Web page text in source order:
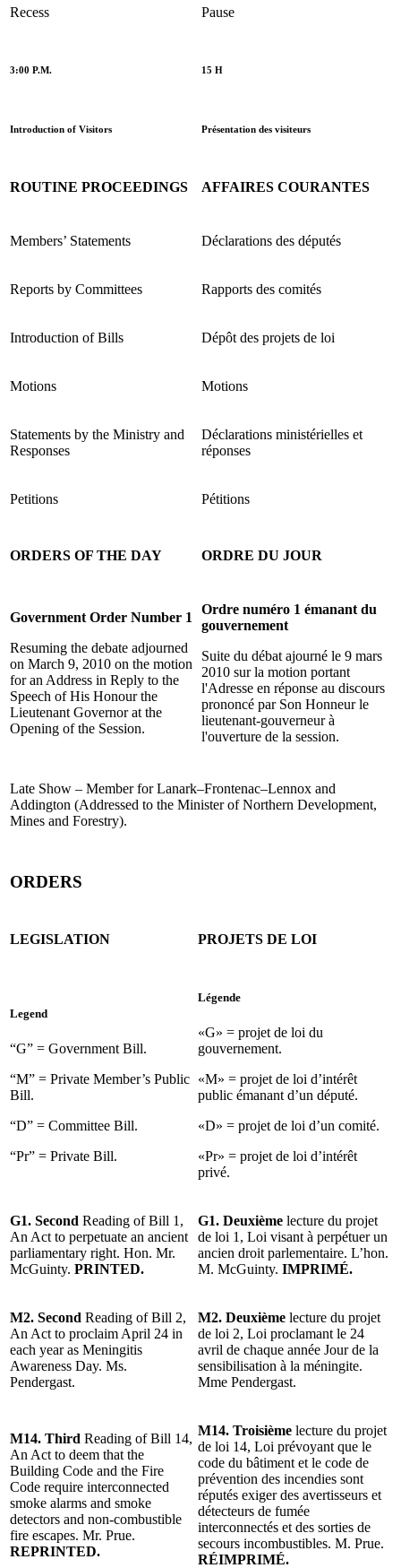
Recess Pause
3:00 P.M. 15 H
Introduction of Visitors Présentation des visiteurs
ROUTINE PROCEEDINGS AFFAIRES COURANTES
Members’ Statements Déclarations des députés
Reports by Committees Rapports des comités
Introduction of Bills Dépôt des projets de loi
Motions Motions
Statements by the Ministry and
Responses
Déclarations ministérielles et
réponses
Petitions Pétitions
ORDERS OF THE DAY ORDRE DU JOUR
Government Order Number 1
Resuming the debate adjourned
on March 9, 2010 on the motion
for an Address in Reply to the
Speech of His Honour the
Lieutenant Governor at the
Opening of the Session.
Ordre numéro 1 émanant du
gouvernement
Suite du débat ajourné le 9 mars
2010 sur la motion portant
l'Adresse en réponse au discours
prononcé par Son Honneur le
lieutenant-gouverneur à
l'ouverture de la session.
Late Show – Member for Lanark–Frontenac–Lennox and
Addington (Addressed to the Minister of Northern Development,
Mines and Forestry).
ORDERS
LEGISLATION PROJETS DE LOI
Legend
“G” = Government Bill.
“M” = Private Member’s Public
Bill.
“D” = Committee Bill.
“Pr” = Private Bill.
Légende
«G» = projet de loi du
gouvernement.
«M» = projet de loi d’intérêt
public émanant d’un député.
«D» = projet de loi d’un comité.
«Pr» = projet de loi d’intérêt
privé.
G1. Second Reading of Bill 1,
An Act to perpetuate an ancient
parliamentary right. Hon. Mr.
McGuinty. PRINTED.
G1. Deuxième lecture du projet
de loi 1, Loi visant à perpétuer un
ancien droit parlementaire. L’hon.
M. McGuinty. IMPRIMÉ.
M2. Second Reading of Bill 2,
An Act to proclaim April 24 in
each year as Meningitis
Awareness Day. Ms.
Pendergast.
M2. Deuxième lecture du projet
de loi 2, Loi proclamant le 24
avril de chaque année Jour de la
sensibilisation à la méningite.
Mme Pendergast.
M14. Third Reading of Bill 14,
An Act to deem that the
Building Code and the Fire
Code require interconnected
smoke alarms and smoke
detectors and non-combustible
fire escapes. Mr. Prue.
REPRINTED.
M14. Troisième lecture du projet
de loi 14, Loi prévoyant que le
code du bâtiment et le code de
prévention des incendies sont
réputés exiger des avertisseurs et
détecteurs de fumée
interconnectés et des sorties de
secours incombustibles. M. Prue.
RÉIMPRIMÉ.